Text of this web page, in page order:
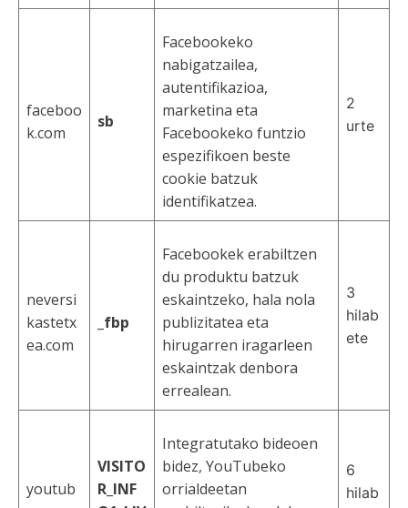
faceboo
k.com
sb
Facebookeko
nabigatzailea,
autentifikazioa,
marketina eta
Facebookeko funtzio
espezifikoen beste
cookie batzuk
identifikatzea.
2
urte
neversi
kastetx
ea.com
_fbp
Facebookek erabiltzen
du produktu batzuk
eskaintzeko, hala nola
publizitatea eta
hirugarren iragarleen
eskaintzak denbora
errealean.
3
hilab
ete
youtub
VISITO
R_INF
Integratutako bideoen
bidez, YouTubeko
orrialdeetan
6
hilab